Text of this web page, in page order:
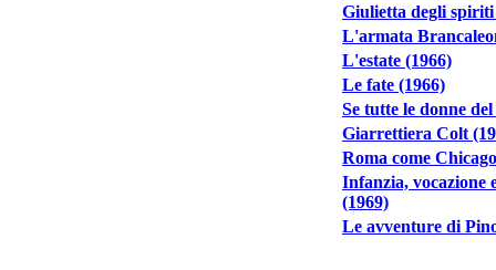
Giulietta degli spiriti
L'armata
L'estate (1966)
Le fate (1966)
Se tutte le donne
Giarrettiera Colt
Roma come
Infanzia, vocazione
(1969)
Le avventure di